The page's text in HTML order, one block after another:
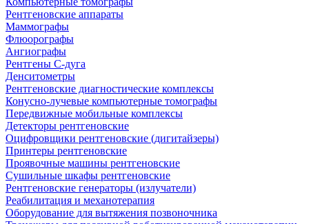
Рентгеновские аппараты
Маммографы
Флюорографы
Ангиографы
Рентгены С-дуга
Денситометры
Рентгеновские диагностические комплексы
Конусно-лучевые компьютерные томографы
Передвижные мобильные комплексы
Детекторы рентгеновские
Оцифровщики рентгеновские (дигитайзеры)
Принтеры рентгеновские
Проявочные машины рентгеновские
Сушильные шкафы рентгеновские
Рентгеновские генераторы (излучатели)
Реабилитация и механотерапия
Оборудование для вытяжения позвоночника